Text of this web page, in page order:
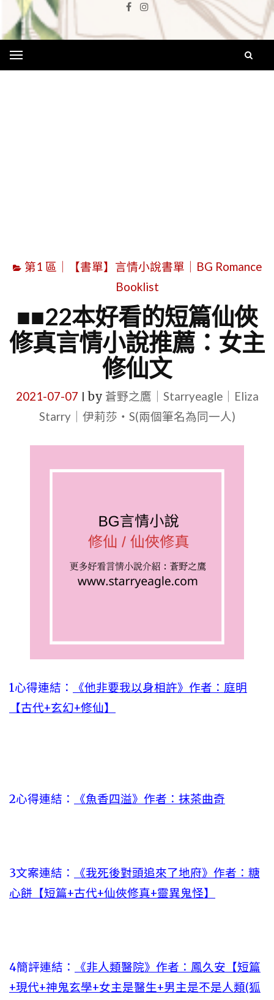
Facebook
Instagram
第1 區｜【書單】言情小說書單｜BG Romance
Booklist
■■22本好看的短篇仙俠
修真言情小說推薦：女主
修仙文
2021-07-07 by 蒼野之鷹｜Starryeagle｜Eliza
Starry｜伊莉莎・S(兩個筆名為同一人)
1心得連結：
《他非要我以身相許》作者：庭明
【古代+玄幻+修仙】
2心得連結： 《魚香四溢》作者：抹茶曲奇
3文案連結：
《我死後對頭追來了地府》作者：糖
心餅【短篇+古代+仙俠修真+靈異鬼怪】
4簡評連結：
《非人類醫院》作者：鳳久安【短篇
+現代+神鬼玄學+女主是醫生+男主是不是人類(狐